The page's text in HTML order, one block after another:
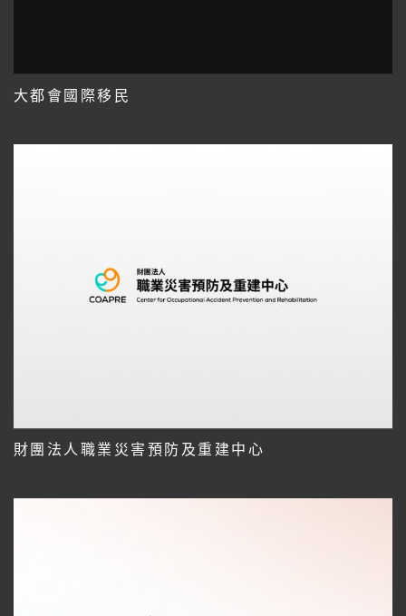
大都會國際移民
財團法人職業災害預防及重建中心